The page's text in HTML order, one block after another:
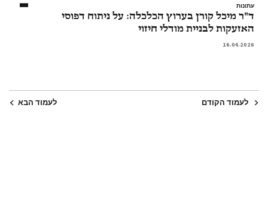
עתונות
ד"ר מיכל קורן בערוץ הכלכלה: על ניתוח דפוסי
האזעקות לבניית מודלי חיזוי
16.04.2026
לעמוד הקודם לעמוד הבא